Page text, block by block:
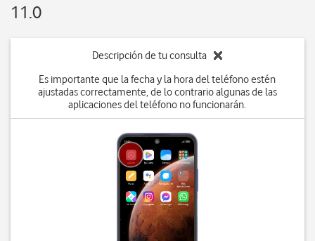
11.0
Descripción de tu consulta
Es importante que la fecha y la hora del teléfono estén
ajustadas correctamente, de lo contrario algunas de las
aplicaciones del teléfono no funcionarán.